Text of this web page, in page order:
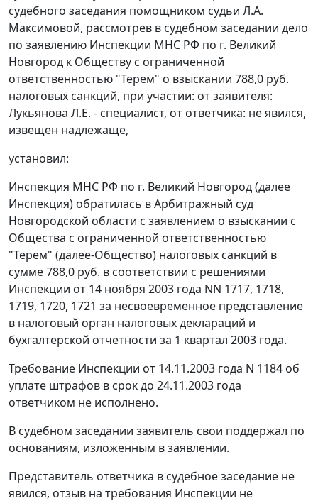
судебного заседания помощником судьи Л.А.
Максимовой, рассмотрев в судебном заседании дело
по заявлению Инспекции МНС РФ по г. Великий
Новгород к Обществу с ограниченной
ответственностью "Терем" о взыскании 788,0 руб.
налоговых санкций, при участии: от заявителя:
Лукьянова Л.Е. - специалист, от ответчика: не явился,
извещен надлежаще,
установил:
Инспекция МНС РФ по г. Великий Новгород (далее
Инспекция) обратилась в Арбитражный суд
Новгородской области с заявлением о взыскании с
Общества с ограниченной ответственностью
"Терем" (далее-Общество) налоговых санкций в
сумме 788,0 руб. в соответствии с решениями
Инспекции от 14 ноября 2003 года NN 1717, 1718,
1719, 1720, 1721 за несвоевременное представление
в налоговый орган налоговых деклараций и
бухгалтерской отчетности за 1 квартал 2003 года.
Требование Инспекции от 14.11.2003 года N 1184 об
уплате штрафов в срок до 24.11.2003 года
ответчиком не исполнено.
В судебном заседании заявитель свои поддержал по
основаниям, изложенным в заявлении.
Представитель ответчика в судебное заседание не
явился, отзыв на требования Инспекции не